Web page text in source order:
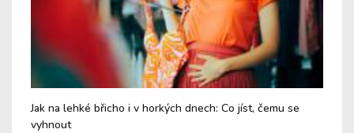
Jak na lehké břicho i v horkých dnech: Co jíst, čemu se
vyhnout